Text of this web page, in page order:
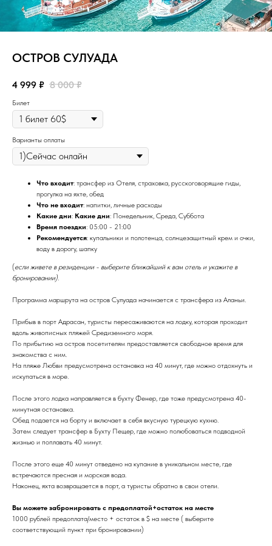
ОСТРОВ СУЛУАДА
4 999 ₽ 8 000 ₽
Билет
Варианты оплаты
Что входит: трансфер из Отеля, страховка, русскоговорящие гиды,
прогулка на яхте, обед
Что не входит: напитки, личные расходы
Какие дни: Какие дни: Понедельник, Среда, Суббота
Время поездки: 05:00 - 21:00
Рекомендуется: купальники и полотенца, солнцезащитный крем и очки,
воду в дорогу, шапку
(если живете в резиденции - выберите ближайший к вам отель и укажите в
бронировании).
Программа маршрута на остров Сулуада начинается с трансфера из Аланьи.
Прибыв в порт Адрасан, туристы пересаживаются на лодку, которая проходит
вдоль живописных пляжей Средиземного моря.
По прибытию на остров посетителям предоставляется свободное время для
знакомства с ним.
На пляже Любви предусмотрена остановка на 40 минут, где можно отдохнуть и
искупаться в море.
После этого лодка направляется в бухту Фенер, где тоже предусмотрена 40-
минутная остановка.
Обед подается на борту и включает в себя вкусную турецкую кухню.
Затем следует трансфер в Бухту Пещер, где можно полюбоваться подводной
жизнью и поплавать 40 минут.
После этого еще 40 минут отведено на купание в уникальном месте, где
встречаются пресная и морская вода.
Наконец, яхта возвращается в порт, а туристы обратно в свои отели.
Вы можете забронировать с предоплатой+остаток на месте
1000 рублей предоплата/место + остаток в $ на месте ( выберите
соответствующий пункт при бронировании)